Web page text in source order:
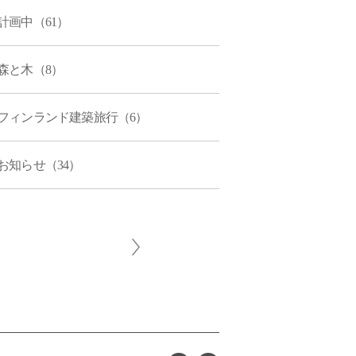
画中（61）
と木（8）
ィンランド建築旅行（6）
知らせ（34）